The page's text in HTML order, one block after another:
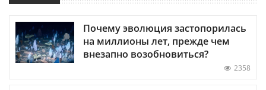
Почему эволюция застопорилась
на миллионы лет, прежде чем
внезапно возобновиться?
2358